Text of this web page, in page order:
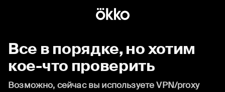
Все в порядке, но хотим
кое-что проверить
Возможно, сейчас вы используете VPN/proxy